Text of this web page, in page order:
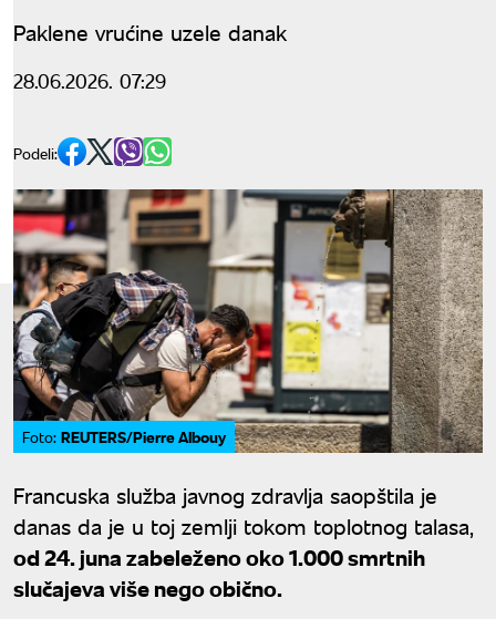
Paklene vrućine uzele danak
28.06.2026. 07:29
Podeli:
Foto: REUTERS/Pierre Albouy
Francuska služba javnog zdravlja saopštila je
danas da je u toj zemlji tokom toplotnog talasa,
od 24. juna zabeleženo oko 1.000 smrtnih
slučajeva više nego obično.